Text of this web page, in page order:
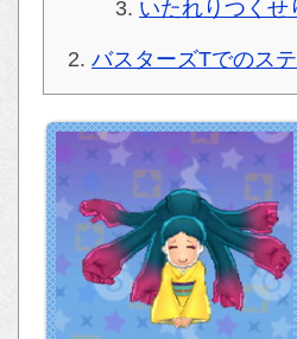
いたれりつくせ
バスターズTでのス